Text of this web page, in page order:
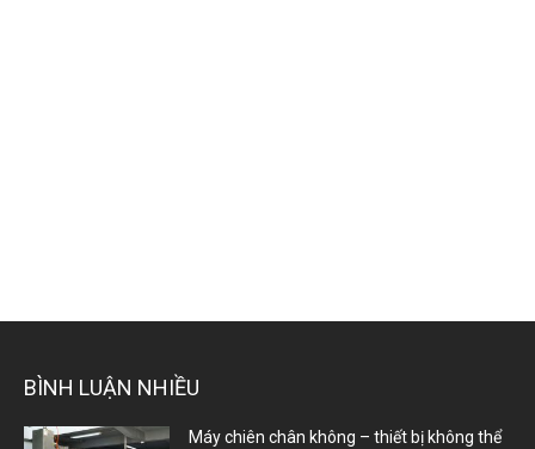
BÌNH LUẬN NHIỀU
Máy chiên chân không – thiết bị không thể